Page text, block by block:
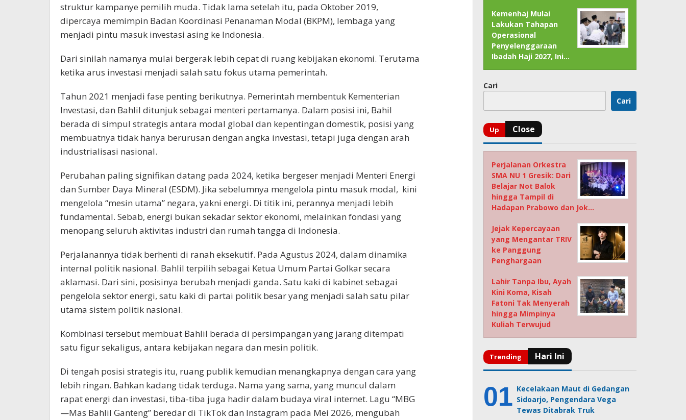
struktur kampanye pemilih muda. Tidak lama setelah itu, pada Oktober 2019,
dipercaya memimpin Badan Koordinasi Penanaman Modal (BKPM), lembaga yang
menjadi pintu masuk investasi asing ke Indonesia.
Dari sinilah namanya mulai bergerak lebih cepat di ruang kebijakan ekonomi. Terutama
ketika arus investasi menjadi salah satu fokus utama pemerintah.
Tahun 2021 menjadi fase penting berikutnya. Pemerintah membentuk Kementerian
Investasi, dan Bahlil ditunjuk sebagai menteri pertamanya. Dalam posisi ini, Bahil
berada di simpul strategis antara modal global dan kepentingan domestik, posisi yang
membuatnya tidak hanya berurusan dengan angka investasi, tetapi juga dengan arah
industrialisasi nasional.
Perubahan paling signifikan datang pada 2024, ketika bergeser menjadi Menteri Energi
dan Sumber Daya Mineral (ESDM). Jika sebelumnya mengelola pintu masuk modal, kini
mengelola “mesin utama” negara, yakni energi. Di titik ini, perannya menjadi lebih
fundamental. Sebab, energi bukan sekadar sektor ekonomi, melainkan fondasi yang
menopang seluruh aktivitas industri dan rumah tangga di Indonesia.
Perjalanannya tidak berhenti di ranah eksekutif. Pada Agustus 2024, dalam dinamika
internal politik nasional. Bahlil terpilih sebagai Ketua Umum Partai Golkar secara
aklamasi. Dari sini, posisinya berubah menjadi ganda. Satu kaki di kabinet sebagai
pengelola sektor energi, satu kaki di partai politik besar yang menjadi salah satu pilar
utama sistem politik nasional.
Kombinasi tersebut membuat Bahlil berada di persimpangan yang jarang ditempati
satu figur sekaligus, antara kebijakan negara dan mesin politik.
Di tengah posisi strategis itu, ruang publik kemudian menangkapnya dengan cara yang
lebih ringan. Bahkan kadang tidak terduga. Nama yang sama, yang muncul dalam
rapat energi dan investasi, tiba-tiba juga hadir dalam budaya viral internet. Lagu “MBG
—Mas Bahlil Ganteng” beredar di TikTok dan Instagram pada Mei 2026, mengubah
Kemenhaj Mulai
Lakukan Tahapan
Operasional
Penyelenggaraan
Ibadah Haji 2027, Ini…
Cari
Cari
Perjalanan Orkestra
SMA NU 1 Gresik: Dari
Belajar Not Balok
hingga Tampil di
Hadapan Prabowo dan Jok…
Jejak Kepercayaan
yang Mengantar TRIV
ke Panggung
Penghargaan
Lahir Tanpa Ibu, Ayah
Kini Koma, Kisah
Fatoni Tak Menyerah
hingga Mimpinya
Kuliah Terwujud
Kecelakaan Maut di Gedangan
Sidoarjo, Pengendara Vega
Tewas Ditabrak Truk